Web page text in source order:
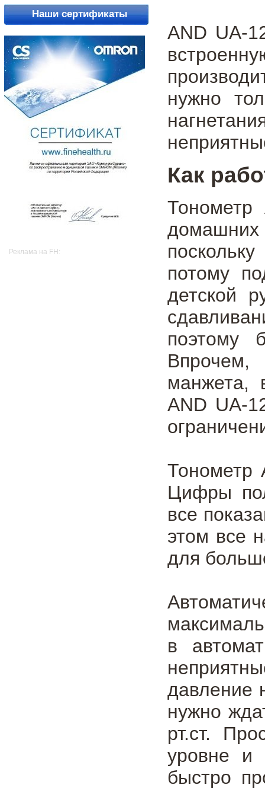
Наши сертификаты
Реклама на FH:
AND UA-
нужно
Как
домашних
потому
детской
поэтому
манжета,
AND UA-
Тонометр
Цифры
все
этом все
для
в
давление
нужно
рт.ст.
уровне и
быстро